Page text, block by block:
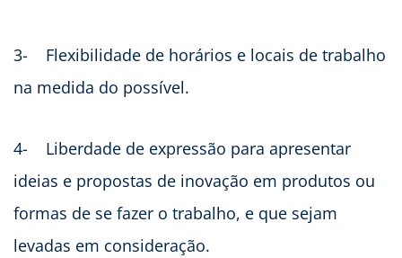
3- Flexibilidade de horários e locais de trabalho
na medida do possível.
4- Liberdade de expressão para apresentar
ideias e propostas de inovação em produtos ou
formas de se fazer o trabalho, e que sejam
levadas em consideração.